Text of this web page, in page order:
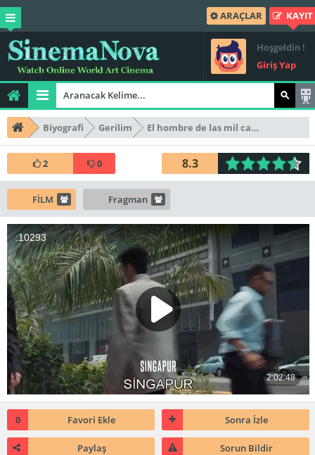
ARAÇLAR KAYIT
Hoşgeldin !
Giriş Yap
Biyografi Gerilim El hombre de las mil caras
2 0 8.3
FİLM Fragman
0 Favori Ekle Sonra İzle
Paylaş Sorun Bildir